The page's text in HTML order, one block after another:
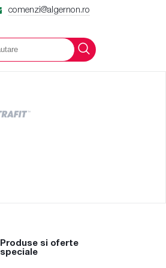
comenzi@algernon.ro
Produse si oferte
speciale